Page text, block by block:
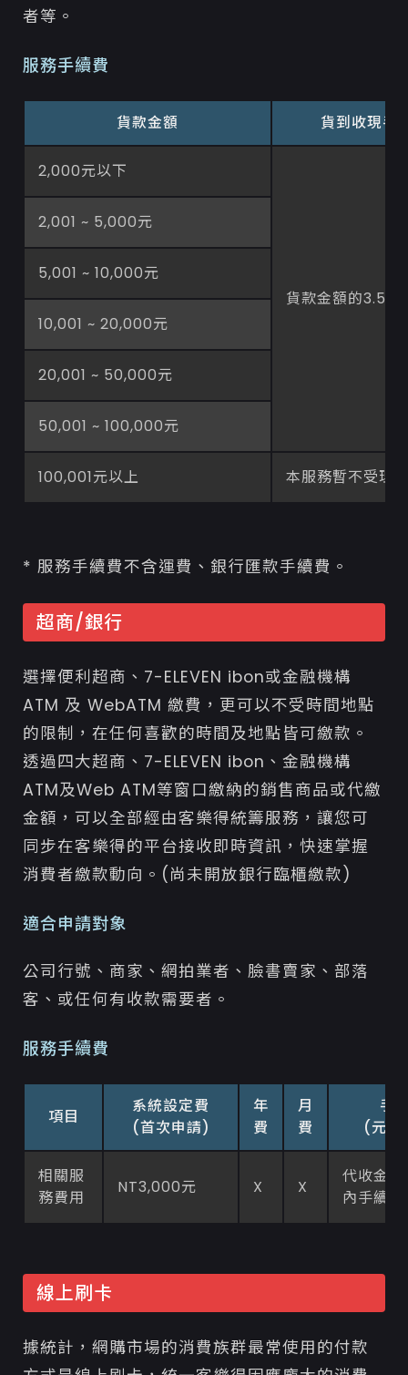
者等。
服務手續費
貨款金額 貨到收現手
2,000元以下
貨款金額的3.5%
2,001 ~ 5,000元
5,001 ~ 10,000元
10,001 ~ 20,000元
20,001 ~ 50,000元
50,001 ~ 100,000元
100,001元以上 本服務暫不受理
* 服務手續費不含運費、銀行匯款手續費。
超商/銀行
選擇便利超商、7-ELEVEN ibon或金融機構
ATM 及 WebATM 繳費，更可以不受時間地點
的限制，在任何喜歡的時間及地點皆可繳款。
透過四大超商、7-ELEVEN ibon、金融機構
ATM及Web ATM等窗口繳納的銷售商品或代繳
金額，可以全部經由客樂得統籌服務，讓您可
同步在客樂得的平台接收即時資訊，快速掌握
消費者繳款動向。(尚未開放銀行臨櫃繳款)
適合申請對象
公司行號、商家、網拍業者、臉書賣家、部落
客、或任何有收款需要者。
服務手續費
項目
系統設定費
(首次申請)
年
費
月
費
手
(元／
相關服
務費用
NT3,000元 X X
代收金
內手續
線上刷卡
據統計，網購市場的消費族群最常使用的付款